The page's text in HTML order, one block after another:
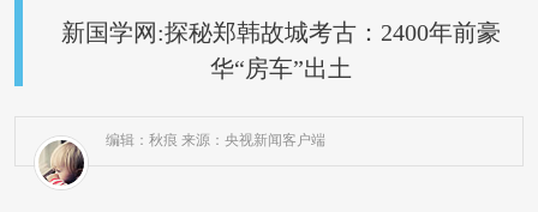
新国学网:探秘郑韩故城考古：2400年前豪
华“房车”出土
编辑：秋痕 来源：央视新闻客户端